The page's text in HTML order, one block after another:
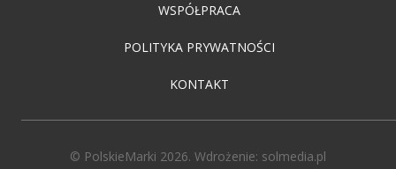
WSPÓŁPRACA
POLITYKA PRYWATNOŚCI
KONTAKT
© PolskieMarki 2026. Wdrożenie: solmedia.pl